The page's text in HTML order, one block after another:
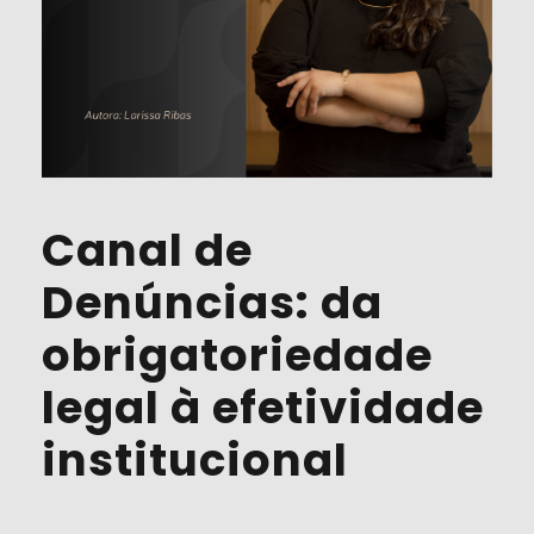
Canal de
Denúncias: da
obrigatoriedade
legal à efetividade
institucional